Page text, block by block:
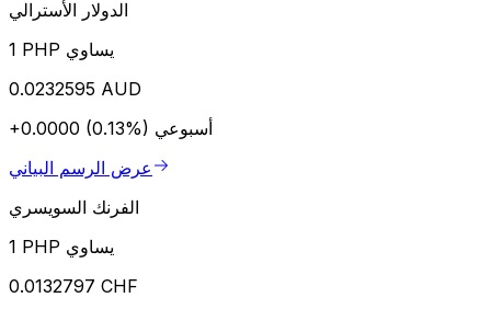
الدولار الأسترالي
1 PHP يساوي
0.0232595 AUD
+0.0000 (0.13%) أسبوعي
عرض الرسم البياني
الفرنك السويسري
1 PHP يساوي
0.0132797 CHF